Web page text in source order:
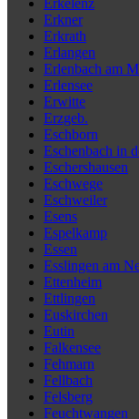
Erkelenz
Erkner
Erkrath
Erlangen
Erlenbach am
Erlensee
Erwitte
Erzgeb.
Eschborn
Eschenbach in
Eschershausen
Eschwege
Eschweiler
Esens
Espelkamp
Essen
Esslingen am
Ettenheim
Ettlingen
Euskirchen
Eutin
Falkensee
Fehmarn
Fellbach
Felsberg
Feuchtwangen